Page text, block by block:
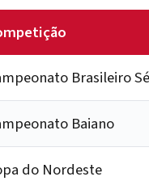
Brasileiro
Baiano
do Nordeste